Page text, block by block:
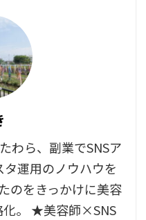
わら、副業でSNSア
運用のノウハウを
のをきっかけに美容
化。 ★美容師×SNS